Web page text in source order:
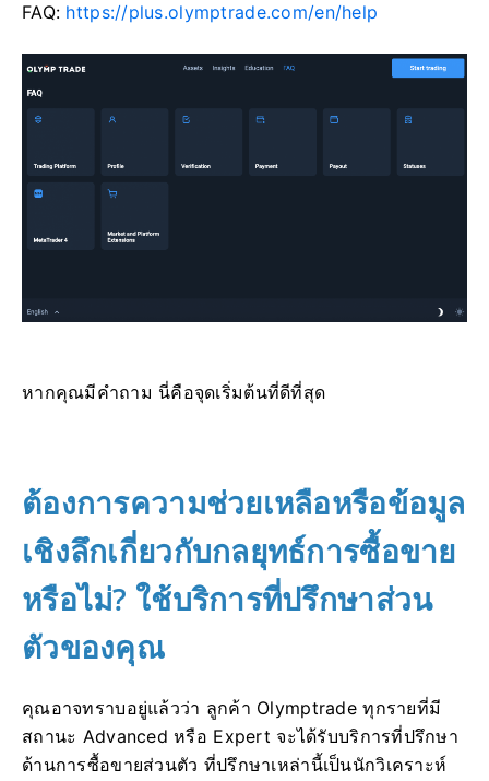
FAQ: https://plus.olymptrade.com/en/help
หากคุณมีคำถาม นี่คือจุดเริ่มต้นที่ดีที่สุด
ต้องการความช่วยเหลือหรือข้อมูล
เชิงลึกเกี่ยวกับกลยุทธ์การซื้อขาย
หรือไม่? ใช้บริการที่ปรึกษาส่วน
ตัวของคุณ
คุณอาจทราบอยู่แล้วว่า ลูกค้า Olymptrade ทุกรายที่มี
สถานะ Advanced หรือ Expert จะได้รับบริการที่ปรึกษา
ด้านการซื้อขายส่วนตัว ที่ปรึกษาเหล่านี้เป็นนักวิเคราะห์